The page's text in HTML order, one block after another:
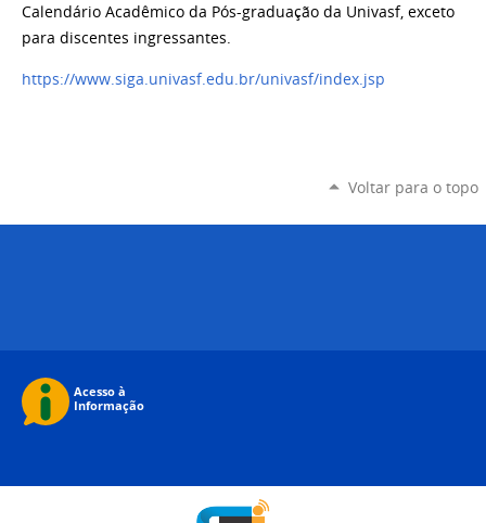
Calendário Acadêmico da Pós-graduação da Univasf, exceto
para discentes ingressantes.
https://www.siga.univasf.edu.br/univasf/index.jsp
Voltar para o topo